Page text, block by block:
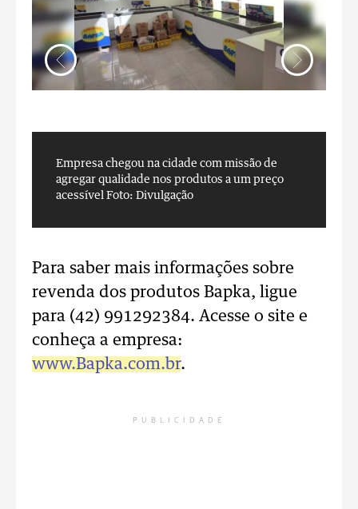
Empresa chegou na cidade com missão de
agregar qualidade nos produtos a um preço
acessível Foto: Divulgação
Para saber mais informações sobre
revenda dos produtos Bapka, ligue
para (42) 991292384. Acesse o site e
conheça a empresa:
www.Bapka.com.br.
PUBLICIDADE